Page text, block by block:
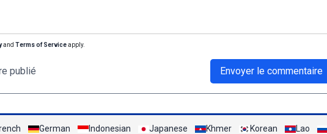
and Terms of Serviceapply.
publié Envoyer le commentaire
German Indonesian Japanese Khmer Korean Lao